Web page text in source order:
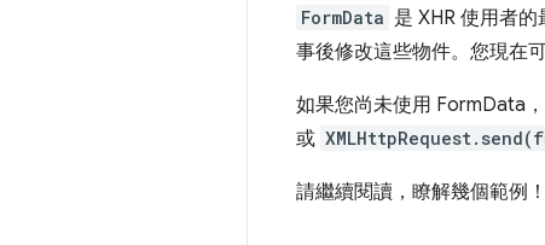
FormData 是 XHR 使用者
事後修改這些物件。您現在
如果您尚未使用 FormData
或
請繼續閱讀，瞭解幾個範例！